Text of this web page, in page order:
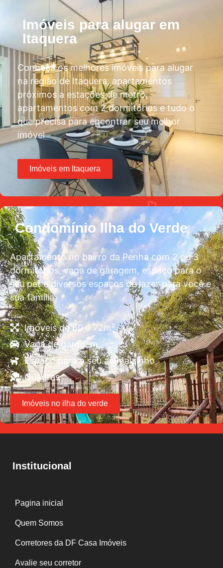
Imóveis para alugar em
Itaquera
Conheça os melhores imóveis para alugar
na região de Itaquera, apartamentos
próximos a estações de metrô,
apartamentos com 2 dormitórios e tudo o
que precisa para encontrar seu melhor
imóvel
Imóveis em Itaquera
Condomínio llha do Verde
Apartamento no bairro da Penha com 2 ou 3
dormitórios, vaga de garagem, espaço para o
seu pet e diversos espaços de lazer para você e
sua família
Imóveis de 60 a 72m²
Vaga de garagem
Espaço para o seu animalzinho
Quadras
Imóveis no ilha do verde
Institucional
Pagina inicial
Quem Somos
Corretores da DF Casa Imóveis
Avalie seu corretor